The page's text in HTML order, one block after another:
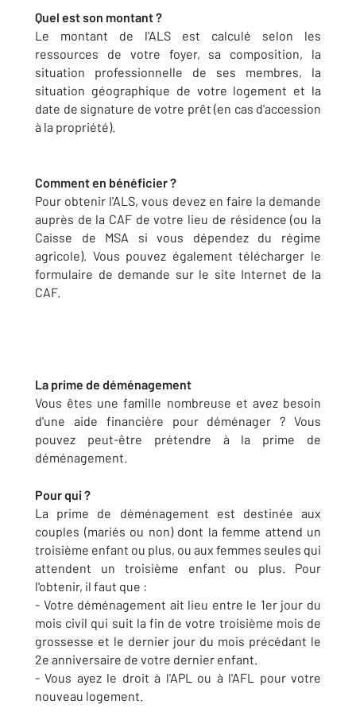
Quel est son montant ?
Le montant de l'ALS est calculé selon les
ressources de votre foyer, sa composition, la
situation professionnelle de ses membres, la
situation géographique de votre logement et la
date de signature de votre prêt (en cas d'accession
à la propriété).
Comment en bénéficier ?
Pour obtenir l'ALS, vous devez en faire la demande
auprès de la CAF de votre lieu de résidence (ou la
Caisse de MSA si vous dépendez du régime
agricole). Vous pouvez également télécharger le
formulaire de demande sur le site Internet de la
CAF.
La prime de déménagement
Vous êtes une famille nombreuse et avez besoin
d'une aide financière pour déménager ? Vous
pouvez peut-être prétendre à la prime de
déménagement.
Pour qui ?
La prime de déménagement est destinée aux
couples (mariés ou non) dont la femme attend un
troisième enfant ou plus, ou aux femmes seules qui
attendent un troisième enfant ou plus. Pour
l'obtenir, il faut que :
- Votre déménagement ait lieu entre le 1er jour du
mois civil qui suit la fin de votre troisième mois de
grossesse et le dernier jour du mois précédant le
2e anniversaire de votre dernier enfant.
- Vous ayez le droit à l'APL ou à l'AFL pour votre
nouveau logement.